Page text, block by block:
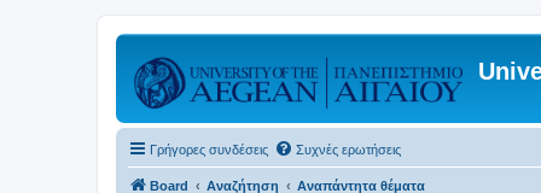
Γρήγορες συνδέσεις Συχνές ερωτήσεις
Board Αναζήτηση Αναπάντητα θέματα